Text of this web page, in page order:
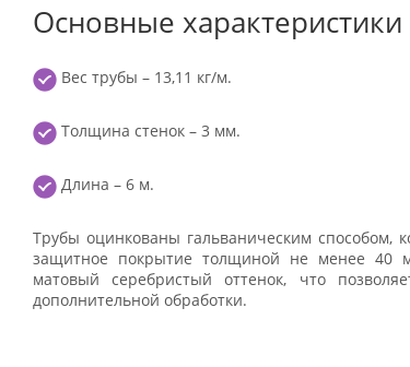
Основные характеристики
Вес трубы – 13,11 кг/м.
Толщина стенок – 3 мм.
Длина – 6 м.
Трубы оцинкованы гальваническим способом,
защитное покрытие толщиной не менее 40
матовый серебристый оттенок, что
дополнительной обработки.